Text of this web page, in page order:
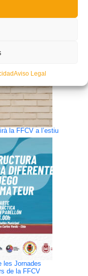
Aviso Legal
la FFCV a l’estiu
les Jornades
de la FFCV